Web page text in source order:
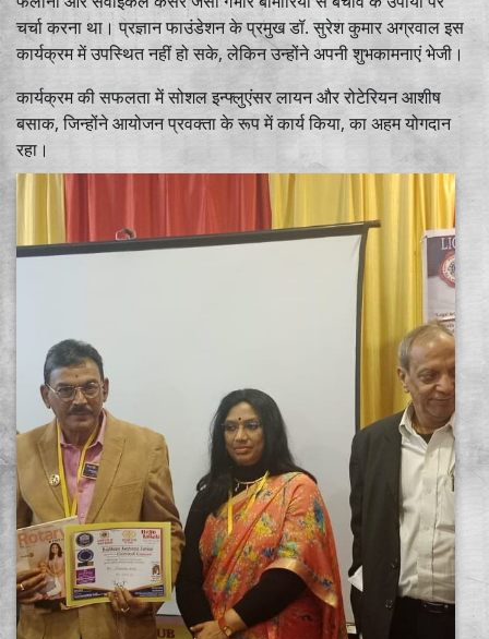
चर्चा करना था। प्रज्ञान फाउंडेशन के प्रमुख डॉ. सुरेश कुमार अग्रवाल इस
कार्यक्रम में उपस्थित नहीं हो सके, लेकिन उन्होंने अपनी शुभकामनाएं भेजी।
कार्यक्रम की सफलता में सोशल इन्फ्लुएंसर लायन और रोटेरियन आशीष
बसाक, जिन्होंने आयोजन प्रवक्ता के रूप में कार्य किया, का अहम योगदान
रहा।